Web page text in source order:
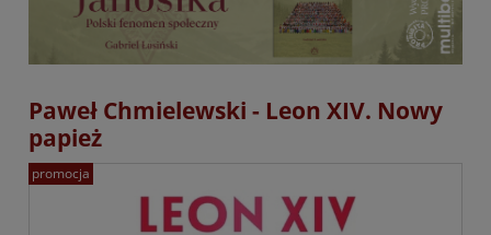
Paweł Chmielewski - Leon XIV. Nowy
papież
promocja